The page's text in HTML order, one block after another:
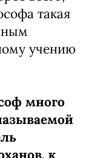
такая
учению
много
к